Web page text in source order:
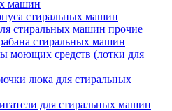
машин
стиральных машин
стиральных машин прочие
стиральных машин
моющих средств (лотки для
люка для стиральных
для стиральных машин